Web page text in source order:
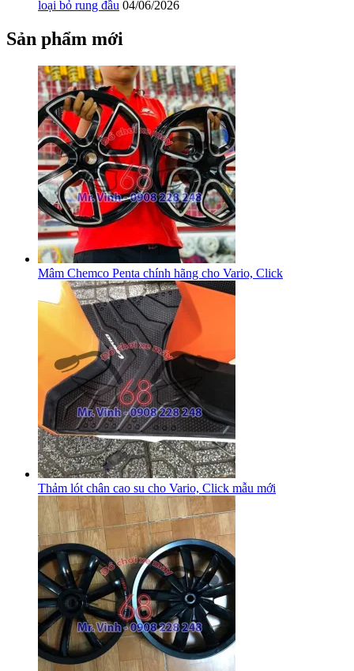
loại bỏ rung đầu 04/06/2026
Sản phẩm mới
Mâm Chemco Penta chính hãng cho Vario, Click
Thảm lót chân cao su cho Vario, Click mẫu mới